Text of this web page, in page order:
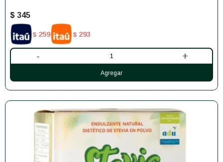
$ 345
$ 259 $ 293
- +